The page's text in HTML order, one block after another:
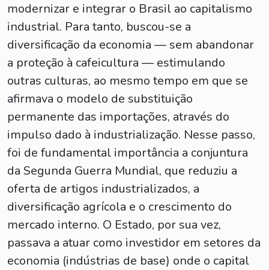
modernizar e integrar o Brasil ao capitalismo
industrial. Para tanto, buscou-se a
diversificação da economia — sem abandonar
a proteção à cafeicultura — estimulando
outras culturas, ao mesmo tempo em que se
afirmava o modelo de substituição
permanente das importações, através do
impulso dado à industrialização. Nesse passo,
foi de fundamental importância a conjuntura
da Segunda Guerra Mundial, que reduziu a
oferta de artigos industrializados, a
diversificação agrícola e o crescimento do
mercado interno. O Estado, por sua vez,
passava a atuar como investidor em setores da
economia (indústrias de base) onde o capital